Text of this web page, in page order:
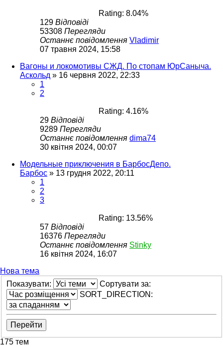
Rating: 8.04%
129 Відповіді
53308 Перегляди
Останнє повідомлення Vladimir
07 травня 2024, 15:58
Вагоны и локомотивы СЖД. По стопам ЮрСаныча.
Аскольд » 16 червня 2022, 22:33
1
2
Rating: 4.16%
29 Відповіді
9289 Перегляди
Останнє повідомлення dima74
30 квітня 2024, 00:07
Модельные приключения в БарбосДепо.
Барбос » 13 грудня 2022, 20:11
1
2
3
Rating: 13.56%
57 Відповіді
16376 Перегляди
Останнє повідомлення Stinky
16 квітня 2024, 16:07
Нова тема
Показувати:
Сортувати за:
SORT_DIRECTION:
175 тем